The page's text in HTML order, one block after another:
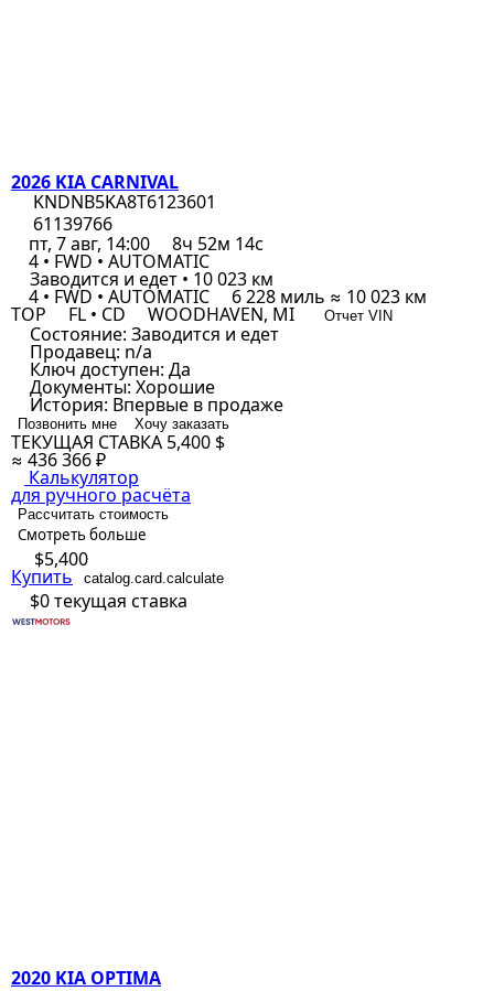
2026 KIA CARNIVAL
KNDNB5KA8T6123601
61139766
пт, 7 авг, 14:00
8ч 52м 14с
4 • FWD • AUTOMATIC
Заводится и едет • 10 023 км
4 • FWD • AUTOMATIC 6 228 миль ≈ 10 023 км
TOP FL • CD WOODHAVEN, MI Отчет VIN
Состояние: Заводится и едет
Продавец: n/a
Ключ доступен: Да
Документы: Хорошие
История: Впервые в продаже
Позвонить мне Хочу заказать
ТЕКУЩАЯ СТАВКА 5,400 $
≈ 436 366 ₽
Калькулятор
для ручного расчёта
Рассчитать стоимость
Смотреть больше
$5,400
Купить catalog.card.calculate
$0текущая ставка
2020 KIA OPTIMA